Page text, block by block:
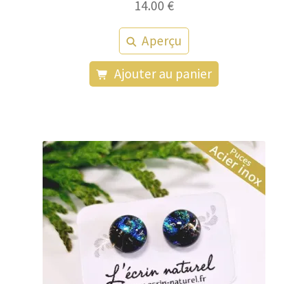
14.00 €
Aperçu
Ajouter au panier